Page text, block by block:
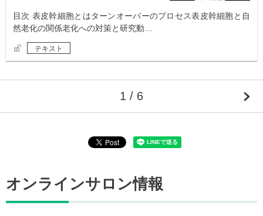
目次 表皮幹細胞とはターンオーバーのプロセス表皮幹細胞と自
然老化の関係老化への対策と研究動…
テキスト
1 / 6
オンラインサロン情報